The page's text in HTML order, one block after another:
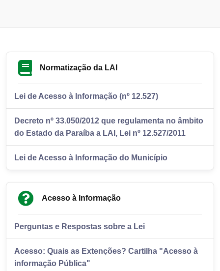
Normatização da LAI
Lei de Acesso à Informação (nº 12.527)
Decreto nº 33.050/2012 que regulamenta no âmbito
do Estado da Paraíba a LAI, Lei nº 12.527/2011
Lei de Acesso à Informação do Município
Acesso à Informação
Perguntas e Respostas sobre a Lei
Acesso: Quais as Extenções? Cartilha "Acesso à
informação Pública"